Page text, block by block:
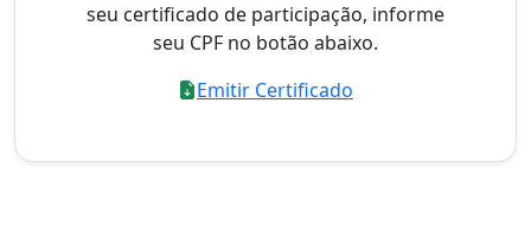
seu certificado de participação, informe
seu CPF no botão abaixo.
Emitir Certificado